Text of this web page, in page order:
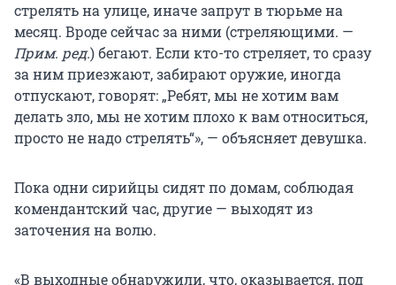
стрелять на улице, иначе запрут в тюрьме на
месяц. Вроде сейчас за ними (стреляющими. —
Прим. ред.) бегают. Если кто-то стреляет, то сразу
за ним приезжают, забирают оружие, иногда
отпускают, говорят: „Ребят, мы не хотим вам
делать зло, мы не хотим плохо к вам относиться,
просто не надо стрелять“», — объясняет девушка.
Пока одни сирийцы сидят по домам, соблюдая
комендантский час, другие — выходят из
заточения на волю.
«В выходные обнаружили, что, оказывается, под